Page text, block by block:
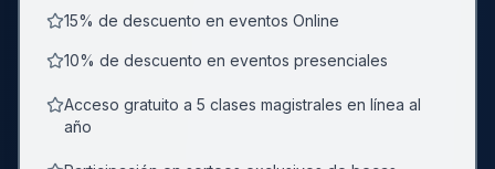
15% de descuento en eventos Online
10% de descuento en eventos presenciales
Acceso gratuito a 5 clases magistrales en línea al
año